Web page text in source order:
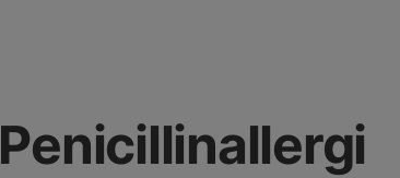
Penicillinallergi